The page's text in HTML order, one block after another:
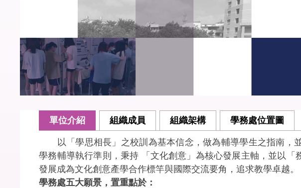
單位介紹 組織成員 組織架構 學務處位置圖
以「學思相長」之校訓為基本信念，做為輔導學生之指南，
學務輔導執行準則，秉持 「文化創意」為核心發展主軸，並以
發展成為文化創意產學合作標竿與國際交流要角，追求教學卓越。
學務處五大願景，置重點於：